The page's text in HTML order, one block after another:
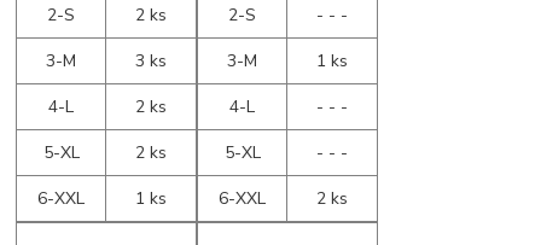
2-S
2 ks
3-M
3 ks
4-L
2 ks
5-XL
2 ks
6-XXL
1 ks
2-S
- - -
3-M
1 ks
4-L
- - -
5-XL
- - -
6-XXL
2 ks